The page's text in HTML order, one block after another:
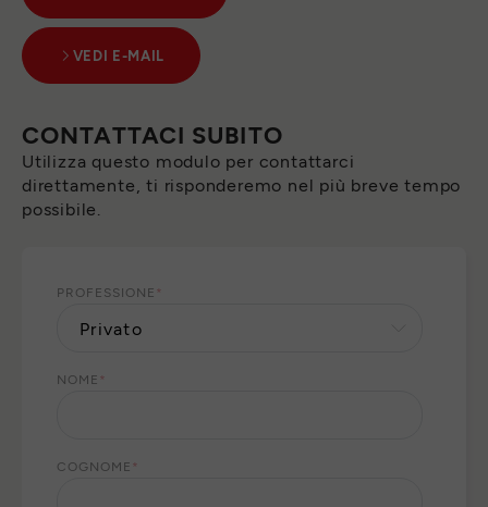
VEDI E-MAIL
CONTATTACI SUBITO
Utilizza questo modulo per contattarci
direttamente, ti risponderemo nel più breve tempo
possibile.
PROFESSIONE *
NOME *
COGNOME *